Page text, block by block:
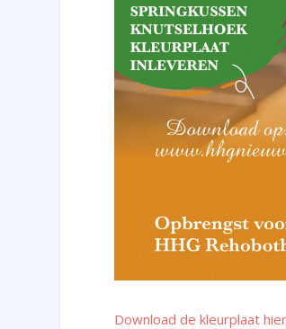
Download de kleurplaat